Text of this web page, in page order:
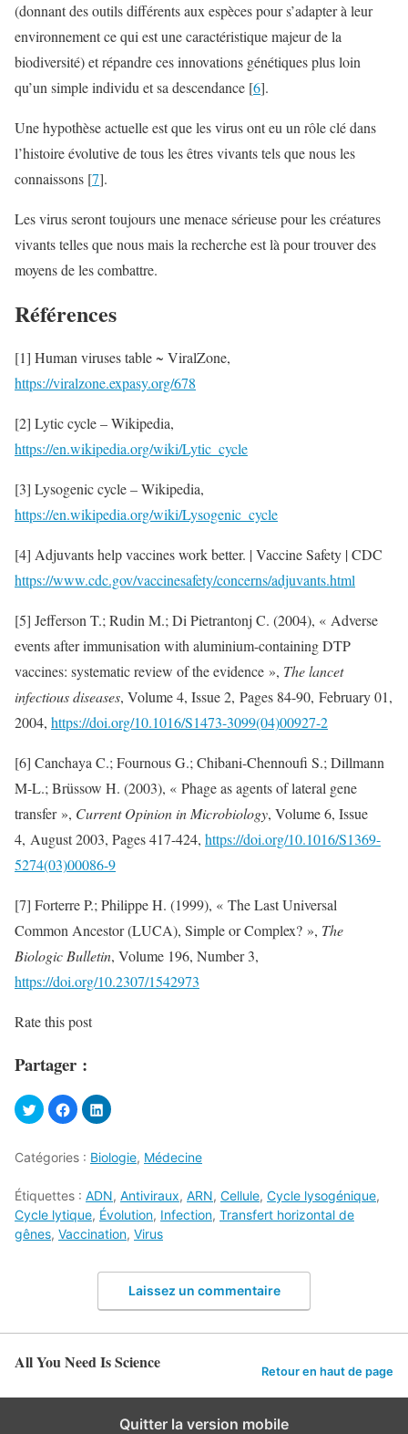
(donnant des outils différents aux espèces pour s’adapter à leur
environnement ce qui est une caractéristique majeur de la
biodiversité) et répandre ces innovations génétiques plus loin
qu’un simple individu et sa descendance [6].
Une hypothèse actuelle est que les virus ont eu un rôle clé dans
l’histoire évolutive de tous les êtres vivants tels que nous les
connaissons [7].
Les virus seront toujours une menace sérieuse pour les créatures
vivants telles que nous mais la recherche est là pour trouver des
moyens de les combattre.
Références
[1] Human viruses table ~ ViralZone,
https://viralzone.expasy.org/678
[2] Lytic cycle – Wikipedia,
https://en.wikipedia.org/wiki/Lytic_cycle
[3] Lysogenic cycle – Wikipedia,
https://en.wikipedia.org/wiki/Lysogenic_cycle
[4] Adjuvants help vaccines work better. | Vaccine Safety | CDC
https://www.cdc.gov/vaccinesafety/concerns/adjuvants.html
[5] Jefferson T.; Rudin M.; Di Pietrantonj C. (2004), « Adverse
events after immunisation with aluminium-containing DTP
vaccines: systematic review of the evidence », The lancet
infectious diseases, Volume 4, Issue 2, Pages 84-90, February 01,
2004, https://doi.org/10.1016/S1473-3099(04)00927-2
[6] Canchaya C.; Fournous G.; Chibani-Chennoufi S.; Dillmann
M-L.; Brüssow H. (2003), « Phage as agents of lateral gene
transfer », Current Opinion in Microbiology, Volume 6, Issue
4, August 2003, Pages 417-424, https://doi.org/10.1016/S1369-
5274(03)00086-9
[7] Forterre P.; Philippe H. (1999), « The Last Universal
Common Ancestor (LUCA), Simple or Complex? », The
Biologic Bulletin, Volume 196, Number 3,
https://doi.org/10.2307/1542973
Rate this post
Partager :
Catégories : Biologie, Médecine
Étiquettes : ADN, Antiviraux, ARN, Cellule, Cycle lysogénique,
Cycle lytique, Évolution, Infection, Transfert horizontal de
gênes, Vaccination, Virus
Laissez un commentaire
All You Need Is Science Retour en haut de page
Quitter la version mobile